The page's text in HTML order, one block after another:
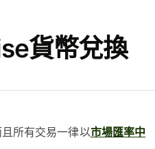
貨幣兌換
所有交易一律以市場匯率中